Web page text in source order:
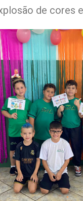
de cores